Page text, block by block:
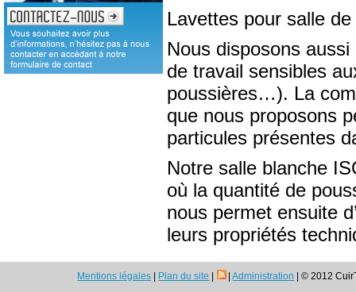
Lavettes pour salle
Nous disposons
de travail sensibles
poussières…). La
que nous proposons
particules présentes
Notre salle blanche
où la quantité de
nous permet ensuite
leurs propriétés
Mentions légales Plan du site |Administration | © 2012